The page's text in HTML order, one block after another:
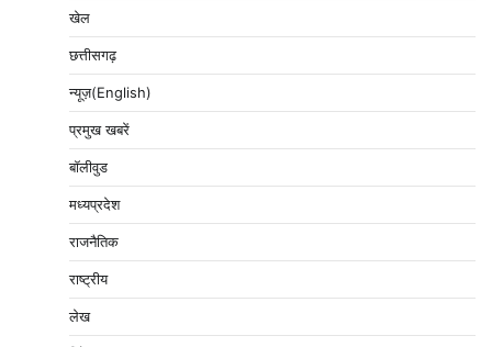
खेल
छत्तीसगढ़
न्यूज़(English)
प्रमुख खबरें
बॉलीवुड
मध्यप्रदेश
राजनैतिक
राष्ट्रीय
लेख